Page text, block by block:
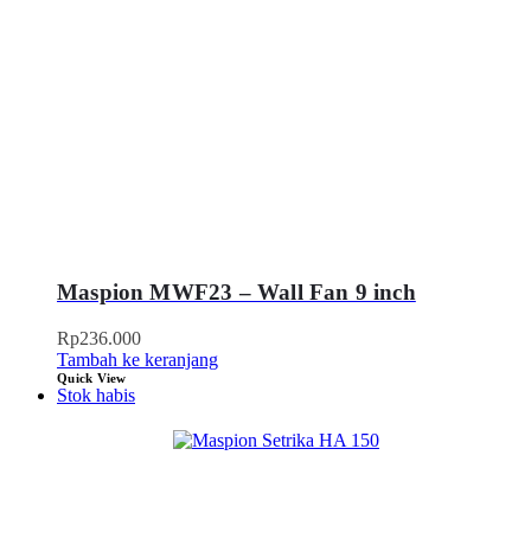
Maspion MWF23 – Wall Fan 9 inch
Rp236.000
Tambah ke keranjang
Quick View
Stok habis